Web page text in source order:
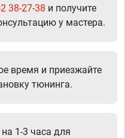
38-27-38 и получите
у мастера.
время и приезжайте
тюнинга.
1-3 часа для